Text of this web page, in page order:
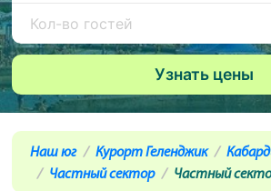
Наш юг Курорт Геленджик
Частный сектор
Частный